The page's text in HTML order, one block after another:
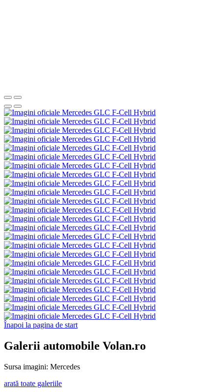
Înapoi la pagina de start
Galerii automobile Volan.ro
Sursa imagini: Mercedes
arată toate galeriile